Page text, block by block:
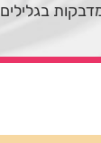
בגלילים